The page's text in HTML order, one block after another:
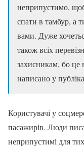
неприпустимо,
спати в тамбур, а
вами. Дуже
також всіх
захисникам, бо
написано у
Користувачі у
пасажирів. Люди
неприпустимі для